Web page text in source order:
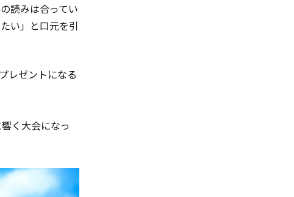
読みは合ってい
い」と口元を引
レゼントになる
く大会になっ